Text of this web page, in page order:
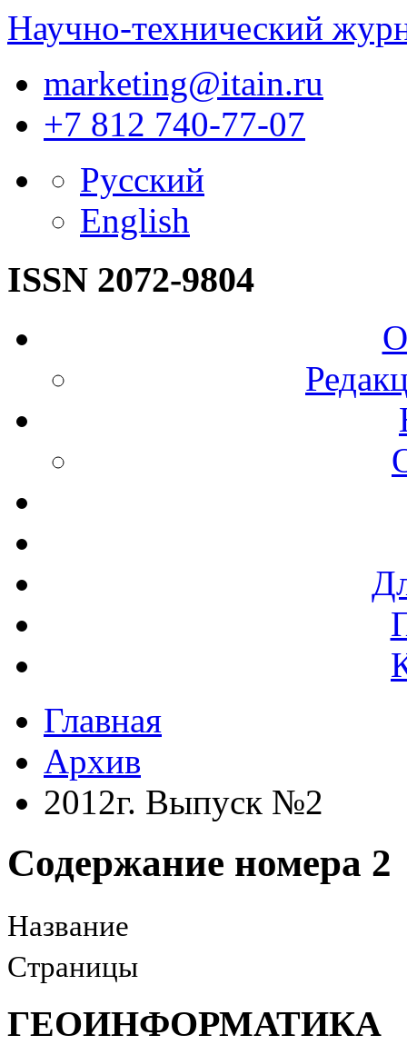
Научно-технический
marketing@itain.ru
+7 812 740-77-07
Русский
English
ISSN 2072-9804
Главная
Архив
2012г. Выпуск №2
Содержание номера 2
Название
Страницы
ГЕОИНФОРМАТИКА